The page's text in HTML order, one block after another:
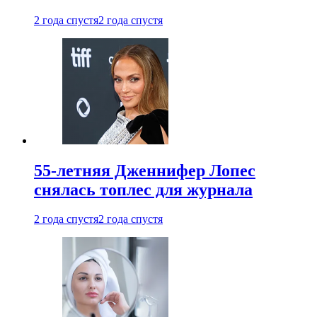
2 года спустя2 года спустя
55-летняя Дженнифер Лопес
снялась топлес для журнала
2 года спустя2 года спустя